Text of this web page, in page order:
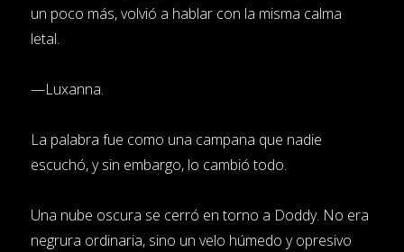
un poco más, volvió a hablar con la misma calma
letal.
—Luxanna.
La palabra fue como una campana que nadie
escuchó, y sin embargo, lo cambió todo.
Una nube oscura se cerró en torno a Doddy. No era
negrura ordinaria, sino un velo húmedo y opresivo